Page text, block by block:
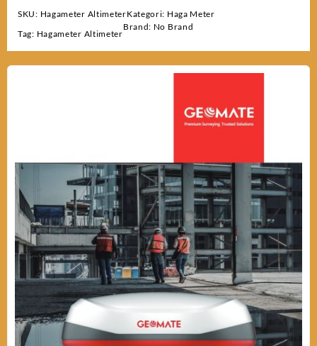
SKU: Hagameter AltimeterKategori: Haga Meter
Tag: Hagameter Altimeter
Brand: No Brand